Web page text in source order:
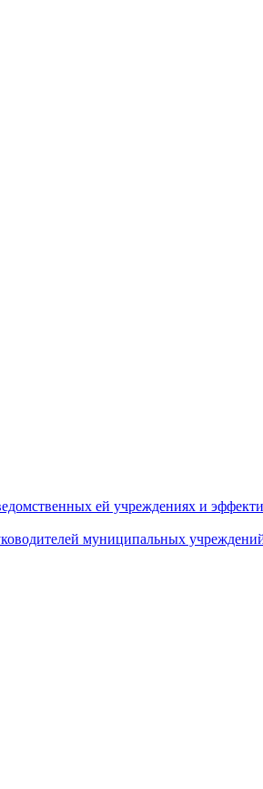
ей учреждениях и
муниципальных